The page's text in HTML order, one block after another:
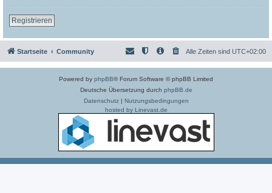
Registrieren
Startseite Community Alle Zeiten sind UTC+02:00
Powered by phpBB® Forum Software © phpBB Limited
Deutsche Übersetzung durch phpBB.de
Datenschutz| Nutzungsbedingungen
hosted by Linevast.de